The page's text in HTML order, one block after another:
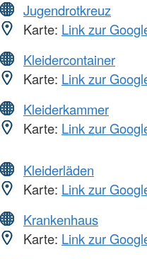
Jugendrotkreuz
Karte: Link zur
Kleidercontainer
Karte: Link zur
Kleiderkammer
Karte: Link zur
Kleiderläden
Karte: Link zur
Krankenhaus
Karte: Link zur